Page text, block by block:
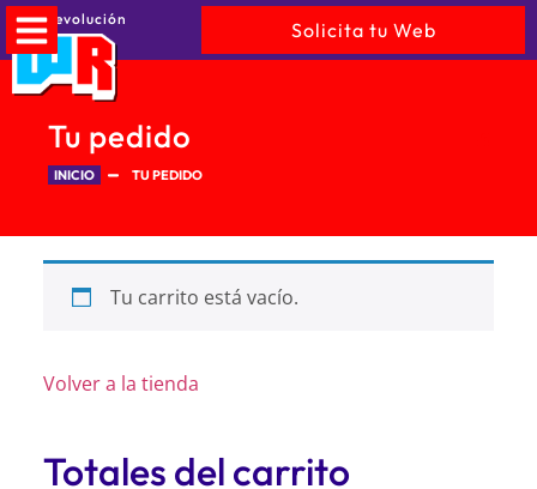
WebRevolución Solicita tu Web
Tu pedido
INICIO TU PEDIDO
Tu carrito está vacío.
Volver a la tienda
Totales del carrito